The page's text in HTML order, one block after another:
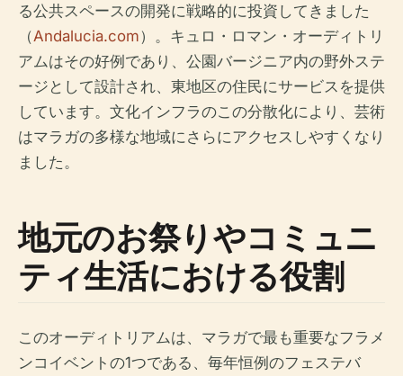
る公共スペースの開発に戦略的に投資してきました
（Andalucia.com）。キュロ・ロマン・オーディトリ
アムはその好例であり、公園バージニア内の野外ステ
ージとして設計され、東地区の住民にサービスを提供
しています。文化インフラのこの分散化により、芸術
はマラガの多様な地域にさらにアクセスしやすくなり
ました。
地元のお祭りやコミュニ
ティ生活における役割
このオーディトリアムは、マラガで最も重要なフラメ
ンコイベントの1つである、毎年恒例のフェステバ